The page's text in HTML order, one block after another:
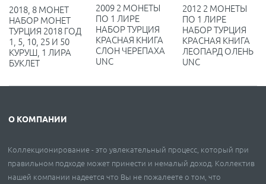
2018, 8 МОНЕТ
НАБОР МОНЕТ
ТУРЦИЯ 2018 ГОД
1, 5, 10, 25 И 50
КУРУШ, 1 ЛИРА
БУКЛЕТ
2009 2 МОНЕТЫ
ПО 1 ЛИРЕ
НАБОР ТУРЦИЯ
КРАСНАЯ КНИГА
СЛОН ЧЕРЕПАХА
UNC
2012 2 МОНЕТЫ
ПО 1 ЛИРЕ
НАБОР ТУРЦИЯ
КРАСНАЯ КНИГА
ЛЕОПАРД ОЛЕНЬ
UNC
О КОМПАНИИ
Коллекционирование - это увлекательный процесс, который при
правильном подходе может принести и немалый доход. Коллектив
нашей компании надеется что Вы не пожалеете о том, что